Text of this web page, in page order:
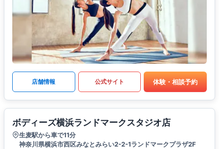
店舗情報 公式サイト 体験・相談予約
ボディーズ横浜ランドマークスタジオ店
生麦駅から車で11分
神奈川県横浜市西区みなとみらい2-2-1ランドマークプラザ2F